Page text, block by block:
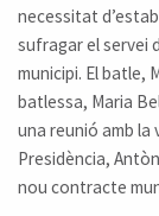
necessitat
sufragar el servei
municipi. El batle,
batlessa, Maria
una reunió amb la
Presidència,
nou contracte